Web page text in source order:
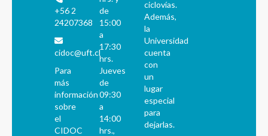
+56 2
24207368
cidoc@uft.cl
Para
más
información
sobre
el
CIDOC
de
15:00
a
17:30
hrs.
Jueves
de
09:30
a
14:00
hrs.,
ciclovías.
Además,
la
Universidad
cuenta
con
un
lugar
especial
para
dejarlas.